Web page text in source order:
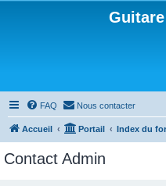
FAQ Nous contacter
Accueil Portail Index du
Contact Admin